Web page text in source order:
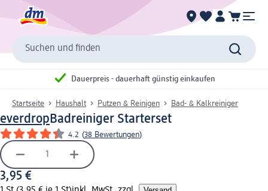
Suchen und finden
Dauerpreis - dauerhaft günstig einkaufen
Startseite Haushalt Putzen & Reinigen Bad- & Kalkreiniger
everdropBadreiniger Starterset
4.2 (38 Bewertungen)
3,95 €